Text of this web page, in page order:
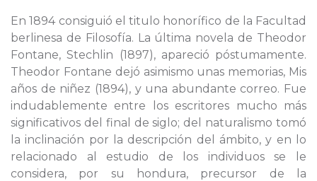
En 1894 consiguió el titulo honorífico de la Facultad
berlinesa de Filosofía. La última novela de Theodor
Fontane, Stechlin (1897), apareció póstumamente.
Theodor Fontane dejó asimismo unas memorias, Mis
años de niñez (1894), y una abundante correo. Fue
indudablemente entre los escritores mucho más
significativos del final de siglo; del naturalismo tomó
la inclinación por la descripción del ámbito, y en lo
relacionado al estudio de los individuos se le
considera, por su hondura, precursor de la